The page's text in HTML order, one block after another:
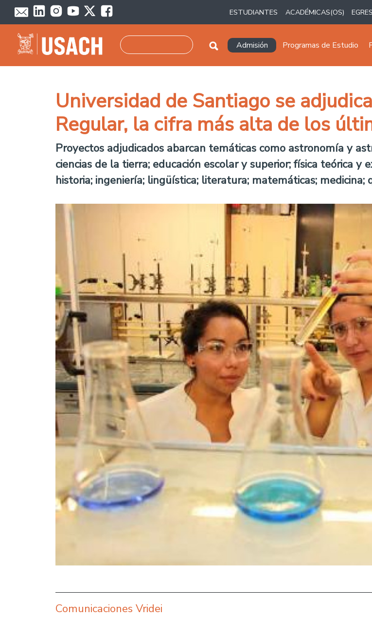
Pasar al contenido principal
ESTUDIANTES ACADÉMICAS(OS)
Navegación principal
Admisión Programas de Estudio
Universidad de Santiago se
Regular, la cifra más alta de los
Proyectos adjudicados abarcan temáticas como astronomía y
ciencias de la tierra; educación escolar y superior; física teórica
historia; ingeniería; lingüística; literatura; matemáticas; medicina;
Comunicaciones Vridei